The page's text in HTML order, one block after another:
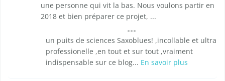
une personne qui vit la bas. Nous voulons partir en
2018 et bien préparer ce projet, ...
un puits de sciences Saxoblues! ,incollable et ultra
professionelle ,en tout et sur tout ,vraiment
indispensable sur ce blog... En savoir plus